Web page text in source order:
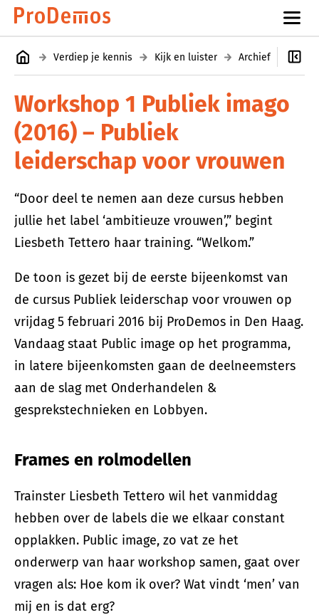
Verdiep je kennis Kijk en luister Archief
Workshop 1 Publiek imago
(2016) – Publiek
leiderschap voor vrouwen
“Door deel te nemen aan deze cursus hebben
jullie het label ‘ambitieuze vrouwen’,” begint
Liesbeth Tettero haar training. “Welkom.”
De toon is gezet bij de eerste bijeenkomst van
de cursus Publiek leiderschap voor vrouwen op
vrijdag 5 februari 2016 bij ProDemos in Den Haag.
Vandaag staat Public image op het programma,
in latere bijeenkomsten gaan de deelneemsters
aan de slag met Onderhandelen &
gesprekstechnieken en Lobbyen.
Frames en rolmodellen
Trainster Liesbeth Tettero wil het vanmiddag
hebben over de labels die we elkaar constant
opplakken. Public image, zo vat ze het
onderwerp van haar workshop samen, gaat over
vragen als: Hoe kom ik over? Wat vindt ‘men’ van
mij en is dat erg?